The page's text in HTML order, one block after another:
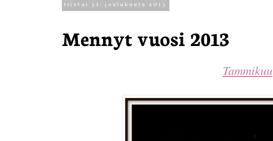
tiistai 31. joulukuuta 2013
Mennyt vuosi 2013
Tammikuu